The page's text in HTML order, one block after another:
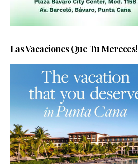
Las Vacaciones Que Tu Mereces!